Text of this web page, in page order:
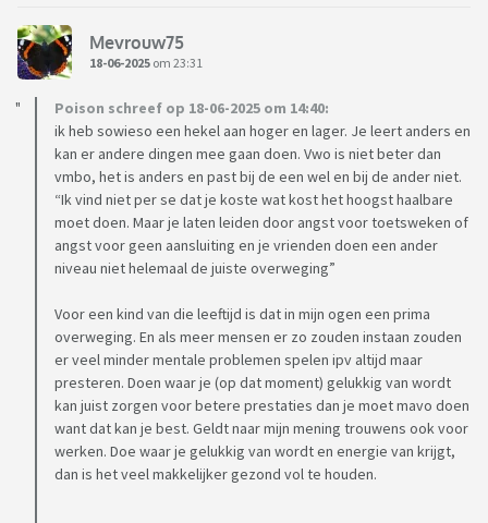
Mevrouw75
18-06-2025 om 23:31
Poison schreef op 18-06-2025 om 14:40:
ik heb sowieso een hekel aan hoger en lager. Je leert anders en
kan er andere dingen mee gaan doen. Vwo is niet beter dan
vmbo, het is anders en past bij de een wel en bij de ander niet.
“Ik vind niet per se dat je koste wat kost het hoogst haalbare
moet doen. Maar je laten leiden door angst voor toetsweken of
angst voor geen aansluiting en je vrienden doen een ander
niveau niet helemaal de juiste overweging”
Voor een kind van die leeftijd is dat in mijn ogen een prima
overweging. En als meer mensen er zo zouden instaan zouden
er veel minder mentale problemen spelen ipv altijd maar
presteren. Doen waar je (op dat moment) gelukkig van wordt
kan juist zorgen voor betere prestaties dan je moet mavo doen
want dat kan je best. Geldt naar mijn mening trouwens ook voor
werken. Doe waar je gelukkig van wordt en energie van krijgt,
dan is het veel makkelijker gezond vol te houden.